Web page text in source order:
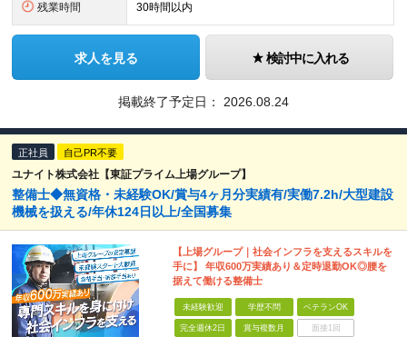
残業時間 30時間以内
求人を見る 検討中に入れる
掲載終了予定日： 2026.08.24
正社員 自己PR不要
ユナイト株式会社【東証プライム上場グループ】
整備士◆無資格・未経験OK/賞与4ヶ月分実績有/実働7.2h/大型建設
機械を扱える/年休124日以上/全国募集
【上場グループ｜社会インフラを支えるスキルを
手に】 年収600万実績あり＆定時退勤OK◎腰を
据えて働ける整備士
未経験歓迎 学歴不問 ベテランOK
完全週休2日 賞与複数月 面接1回